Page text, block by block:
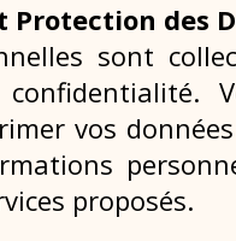
des
sont
vos
proposés.